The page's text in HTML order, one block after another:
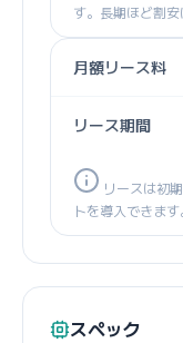
す。長期ほど割安
月額リース料
リース期間
リースは初
トを導入できま
スペック